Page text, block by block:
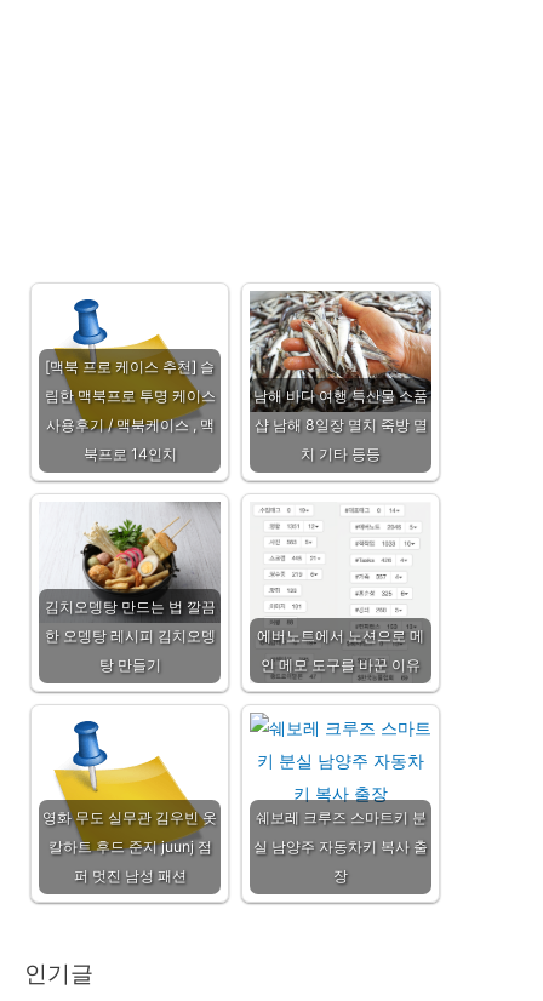
[맥북 프로 케이스 추천] 슬
림한 맥북프로 투명 케이스
사용후기 / 맥북케이스 , 맥
북프로 14인치
남해 바다 여행 특산물 소품
샵 남해 8일장 멸치 죽방 멸
치 기타 등등
김치오뎅탕 만드는 법 깔끔
한 오뎅탕 레시피 김치오뎅
탕 만들기
에버노트에서 노션으로 메
인 메모 도구를 바꾼 이유
영화 무도 실무관 김우빈 옷
칼하트 후드 준지 juunj 점
퍼 멋진 남성 패션
쉐보레 크루즈 스마트키 분
실 남양주 자동차키 복사 출
장
인기글